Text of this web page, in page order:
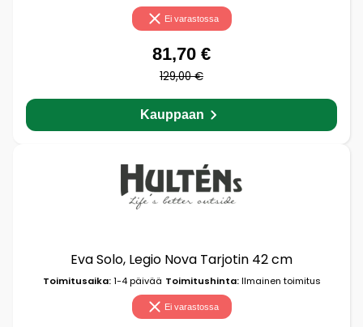
Ei varastossa
81,70 €
129,00 €
Kauppaan
Eva Solo, Legio Nova Tarjotin 42 cm
Toimitusaika:1-4 päivää Toimitushinta:Ilmainen toimitus
Ei varastossa